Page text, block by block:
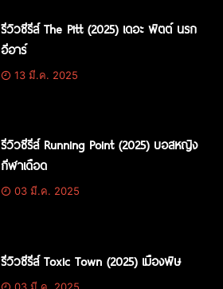
รีวิวซีรีส์ The Pitt (2025) เดอะ พิตต์ นรก
อีอาร์
13 มี.ค. 2025
รีวิวซีรีส์ Running Point (2025) บอสหญิง
กีฬาเดือด
03 มี.ค. 2025
รีวิวซีรีส์ Toxic Town (2025) เมืองพิษ
03 มี.ค. 2025